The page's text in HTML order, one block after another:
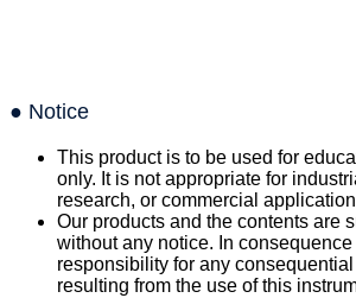
● Notice
This product is to be used for
only. It is not appropriate for
research, or commercial
Our products and the contents are
without any notice. In
responsibility for any
resulting from the use of this